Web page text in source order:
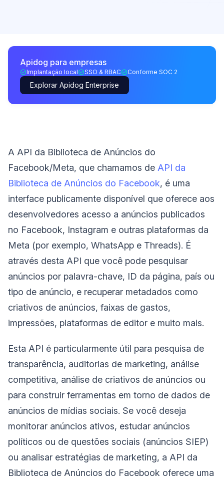
Apidog para empresas
Implantação local SSO & RBAC Conforme SOC 2
Explorar Apidog Enterprise
A API da Biblioteca de Anúncios do
Facebook/Meta, que chamamos de API da
Biblioteca de Anúncios do Facebook, é uma
interface publicamente disponível que oferece aos
desenvolvedores acesso a anúncios publicados
no Facebook, Instagram e outras plataformas da
Meta (por exemplo, WhatsApp e Threads). É
através desta API que você pode pesquisar
anúncios por palavra-chave, ID da página, país ou
tipo de anúncio, e recuperar metadados como
criativos de anúncios, faixas de gastos,
impressões, plataformas de editor e muito mais.
Esta API é particularmente útil para pesquisa de
transparência, auditorias de marketing, análise
competitiva, análise de criativos de anúncios ou
para construir ferramentas em torno de dados de
anúncios de mídias sociais. Se você deseja
monitorar anúncios ativos, estudar anúncios
políticos ou de questões sociais (anúncios SIEP)
ou analisar estratégias de marketing, a API da
Biblioteca de Anúncios do Facebook oferece uma